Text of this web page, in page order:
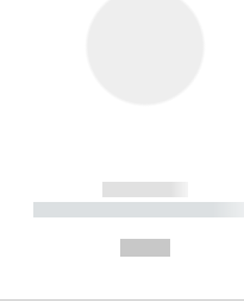
------------
----------- -----------